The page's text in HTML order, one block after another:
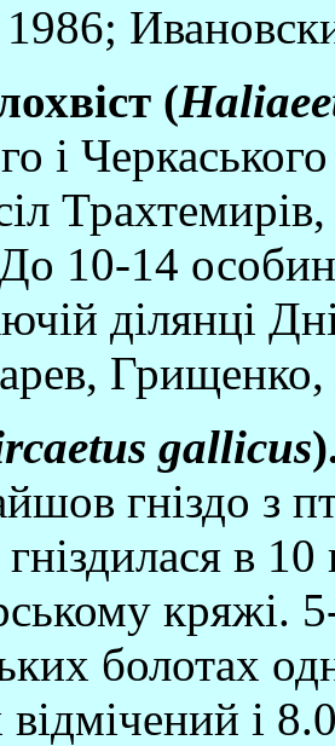
ст (
i
10-14
дiлянцi
Грищенко,
gallicus
гнiздо з
гнiздилася в
кряжi.
болотах
вiдмiчений i